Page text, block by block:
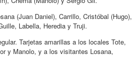
(Juan Daniel), Carrillo, Cristóbal (Hugo),
Labella, Heredia y Truji.
Tarjetas amarillas a los locales Tote,
y Manolo, y a los visitantes Losana,